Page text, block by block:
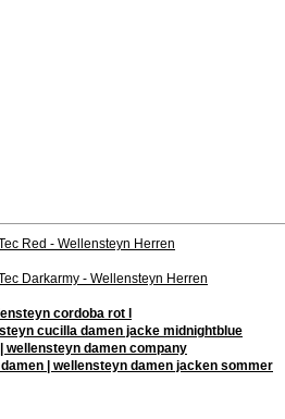
Red - Wellensteyn Herren
Darkarmy - Wellensteyn Herren
cordoba rot l
cucilla damen jacke midnightblue
wellensteyn damen company
| wellensteyn damen jacken sommer